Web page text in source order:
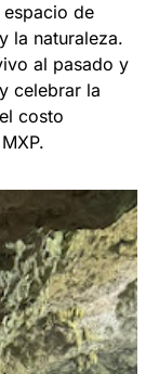
de
la naturaleza.
al pasado y
celebrar la
costo